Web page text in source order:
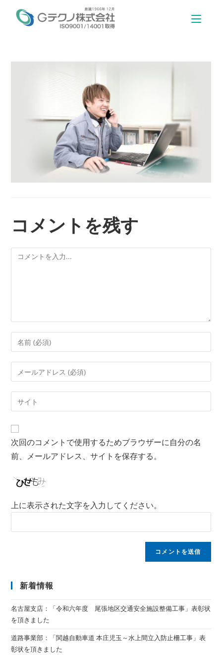
コメントを残す
次回のコメントで使用するためブラウザーに自分の名
前、メールアドレス、サイトを保存する。
上に表示された文字を入力してください。
新着情報
名古屋支店：「令和六年度 尾張地区交通安全施設整備工事」表彰状
を頂きました
道路事業部：「関越自動車道 本庄児玉～水上間立入防止柵工事」表
彰状を頂きました